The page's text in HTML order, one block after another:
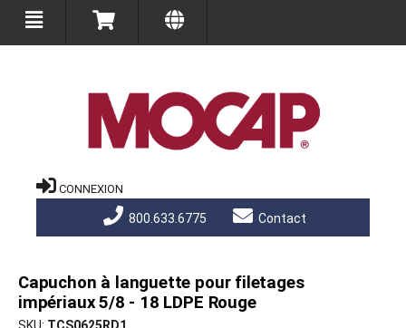
CONNEXION
800.633.6775 Contact
Capuchon à languette pour filetages
impériaux 5/8 - 18 LDPE Rouge